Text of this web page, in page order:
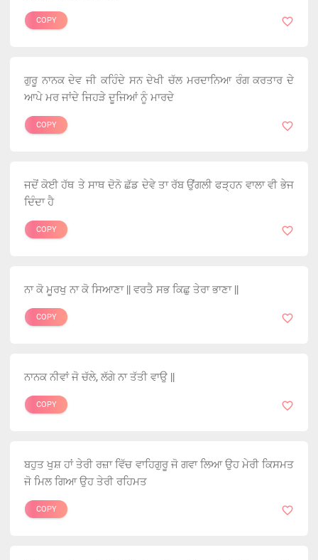
COPY
ਗੁਰੂ ਨਾਨਕ ਦੇਵ ਜੀ ਕਹਿੰਦੇ ਸਨ ਦੇਖੀ ਚੱਲ ਮਰਦਾਨਿਆ ਰੰਗ ਕਰਤਾਰ ਦੇ
ਆਪੇ ਮਰ ਜਾਂਦੇ ਜਿਹੜੇ ਦੂਜਿਆਂ ਨੂੰ ਮਾਰਦੇ
COPY
ਜਦੋਂ ਕੋਈ ਹੱਥ ਤੇ ਸਾਥ ਦੋਨੋ ਛੱਡ ਦੇਵੇ ਤਾ ਰੱਬ ਉਂਗਲੀ ਫੜ੍ਹਨ ਵਾਲਾ ਵੀ ਭੇਜ
ਦਿੰਦਾ ਹੈ
COPY
ਨਾ ਕੋ ਮੂਰਖੁ ਨਾ ਕੋ ਸਿਆਣਾ || ਵਰਤੈ ਸਭ ਕਿਛੁ ਤੇਰਾ ਭਾਣਾ ||
COPY
ਨਾਨਕ ਨੀਵਾਂ ਜੋ ਚੱਲੇ, ਲੱਗੇ ਨਾ ਤੱਤੀ ਵਾਉ ||
COPY
ਬਹੁਤ ਖੁਸ਼ ਹਾਂ ਤੇਰੀ ਰਜ਼ਾ ਵਿੱਚ ਵਾਹਿਗੁਰੂ ਜੋ ਗਵਾ ਲਿਆ ਉਹ ਮੇਰੀ ਕਿਸਮਤ
ਜੋ ਮਿਲ ਗਿਆ ਉਹ ਤੇਰੀ ਰਹਿਮਤ
COPY